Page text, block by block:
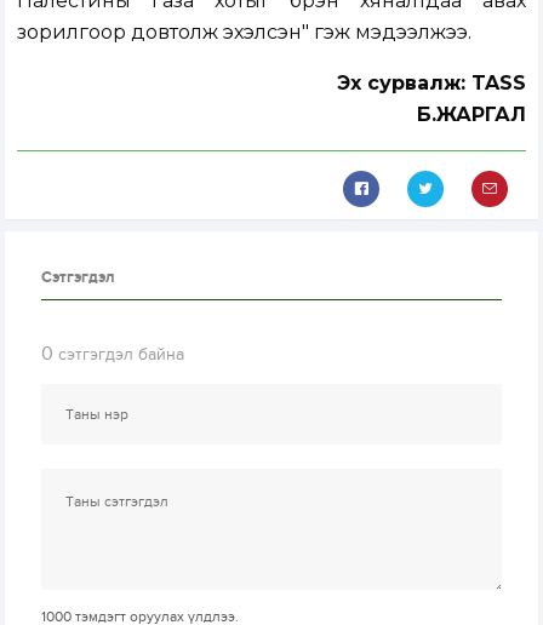
зорилгоор довтолж эхэлсэн" гэж мэдээлжээ.
Эх сурвалж: TASS
Б.ЖАРГАЛ
Сэтгэгдэл
0 сэтгэгдэл байна
1000 тэмдэгт оруулах үлдлээ.